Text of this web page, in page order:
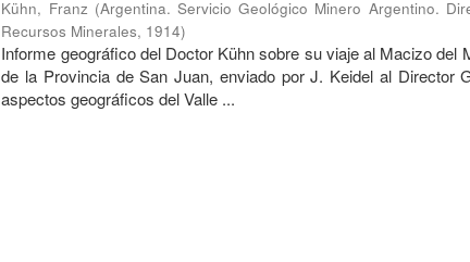
Kühn, Franz (Argentina. Servicio Geológico Minero Argentino.
Recursos Minerales, 1914)
Informe geográfico del Doctor Kühn sobre su viaje al Macizo del
de la Provincia de San Juan, enviado por J. Keidel al Director
aspectos geográficos del Valle ...